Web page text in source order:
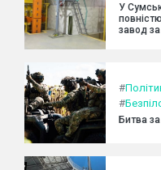
У
завод
#
#
Битва